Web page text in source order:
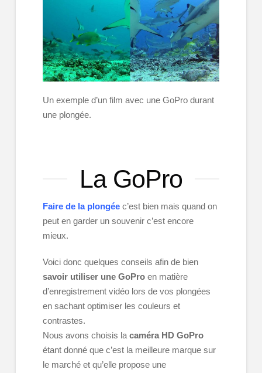
Un exemple d’un film avec une GoPro durant
une plongée.
La GoPro
Faire de la plongéec’est bien mais quand on
peut en garder un souvenir c’est encore
mieux.
Voici donc quelques conseils afin de bien
savoir utiliser une GoProen matière
d’enregistrement vidéo lors de vos plongées
en sachant optimiser les couleurs et
contrastes.
Nous avons choisis la caméra HD GoPro
étant donné que c’est la meilleure marque sur
le marché et qu’elle propose une